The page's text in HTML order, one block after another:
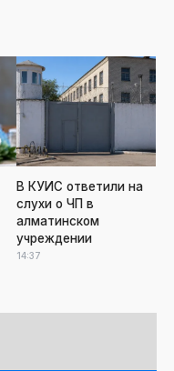
В КУИС ответили на
слухи о ЧП в
алматинском
учреждении
14:37